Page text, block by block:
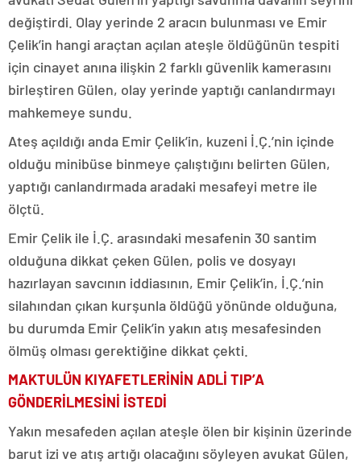
değiştirdi. Olay yerinde 2 aracın bulunması ve Emir
Çelik’in hangi araçtan açılan ateşle öldüğünün tespiti
için cinayet anına ilişkin 2 farklı güvenlik kamerasını
birleştiren Gülen, olay yerinde yaptığı canlandırmayı
mahkemeye sundu.
Ateş açıldığı anda Emir Çelik’in, kuzeni İ.Ç.’nin içinde
olduğu minibüse binmeye çalıştığını belirten Gülen,
yaptığı canlandırmada aradaki mesafeyi metre ile
ölçtü.
Emir Çelik ile İ.Ç. arasındaki mesafenin 30 santim
olduğuna dikkat çeken Gülen, polis ve dosyayı
hazırlayan savcının iddiasının, Emir Çelik’in, İ.Ç.’nin
silahından çıkan kurşunla öldüğü yönünde olduğuna,
bu durumda Emir Çelik’in yakın atış mesafesinden
ölmüş olması gerektiğine dikkat çekti.
MAKTULÜN KIYAFETLERİNİN ADLİ TIP’A
GÖNDERİLMESİNİ İSTEDİ
Yakın mesafeden açılan ateşle ölen bir kişinin üzerinde
barut izi ve atış artığı olacağını söyleyen avukat Gülen,